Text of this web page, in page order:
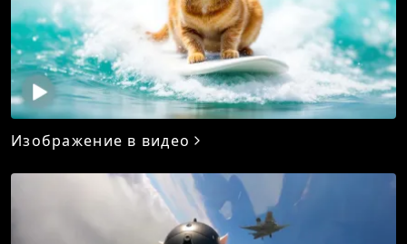
Изображение в видео